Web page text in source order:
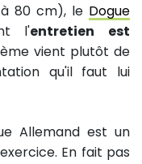
80 cm), le Dogue
l'entretien est
vient plutôt de
qu'il faut lui
Allemand est un
En fait pas